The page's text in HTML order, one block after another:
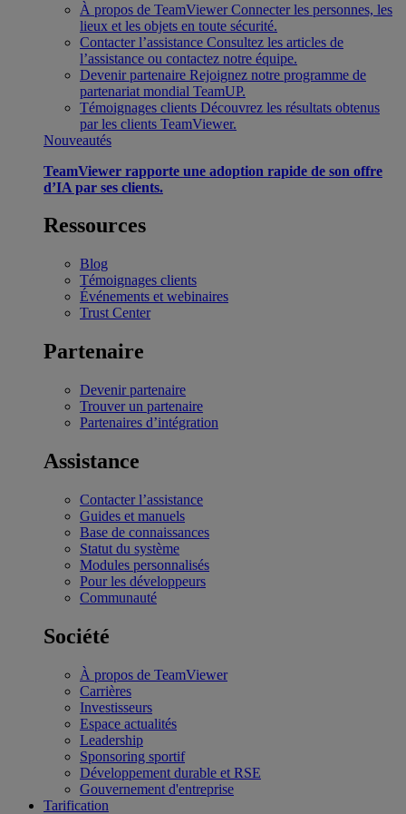
À propos de TeamViewer Connecter les personnes, les
lieux et les objets en toute sécurité.
Contacter l’assistance Consultez les articles de
l’assistance ou contactez notre équipe.
Devenir partenaire Rejoignez notre programme de
partenariat mondial TeamUP.
Témoignages clients Découvrez les résultats obtenus
par les clients TeamViewer.
Nouveautés
TeamViewer rapporte une adoption rapide de son offre
d’IA par ses clients.
Ressources
Blog
Témoignages clients
Événements et webinaires
Trust Center
Partenaire
Devenir partenaire
Trouver un partenaire
Partenaires d’intégration
Assistance
Contacter l’assistance
Guides et manuels
Base de connaissances
Statut du système
Modules personnalisés
Pour les développeurs
Communauté
Société
À propos de TeamViewer
Carrières
Investisseurs
Espace actualités
Leadership
Sponsoring sportif
Développement durable et RSE
Gouvernement d'entreprise
Tarification